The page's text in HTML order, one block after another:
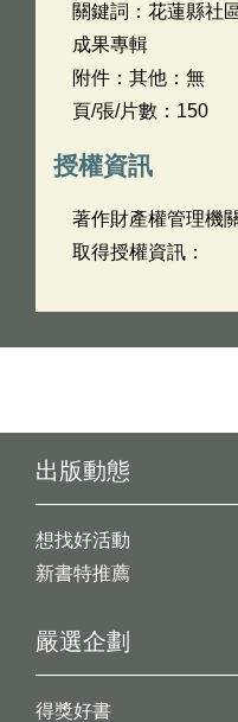
關鍵詞：花蓮縣社
成果專輯
附件：其他：無
頁/張/片數：150
授權資訊
著作財產權管理機
取得授權資訊：
出版動態
想找好活動
新書特推薦
嚴選企劃
得獎好書